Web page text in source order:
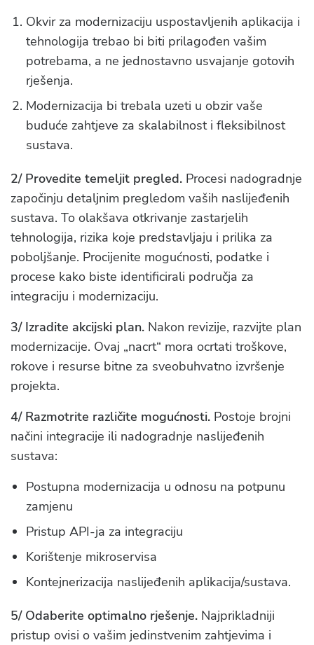
Okvir za modernizaciju uspostavljenih aplikacija i
tehnologija trebao bi biti prilagođen vašim
potrebama, a ne jednostavno usvajanje gotovih
rješenja.
Modernizacija bi trebala uzeti u obzir vaše
buduće zahtjeve za skalabilnost i fleksibilnost
sustava.
2/ Provedite temeljit pregled. Procesi nadogradnje
započinju detaljnim pregledom vaših naslijeđenih
sustava. To olakšava otkrivanje zastarjelih
tehnologija, rizika koje predstavljaju i prilika za
poboljšanje. Procijenite mogućnosti, podatke i
procese kako biste identificirali područja za
integraciju i modernizaciju.
3/ Izradite akcijski plan. Nakon revizije, razvijte plan
modernizacije. Ovaj „nacrt“ mora ocrtati troškove,
rokove i resurse bitne za sveobuhvatno izvršenje
projekta.
4/ Razmotrite različite mogućnosti. Postoje brojni
načini integracije ili nadogradnje naslijeđenih
sustava:
Postupna modernizacija u odnosu na potpunu
zamjenu
Pristup API-ja za integraciju
Korištenje mikroservisa
Kontejnerizacija naslijeđenih aplikacija/sustava.
5/ Odaberite optimalno rješenje. Najprikladniji
pristup ovisi o vašim jedinstvenim zahtjevima i